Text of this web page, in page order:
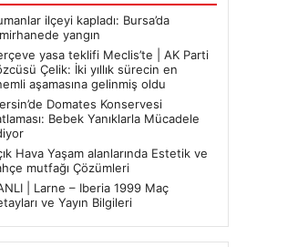
ilçeyi kapladı: Bursa’da
yangın
yasa teklifi Meclis’te | AK Parti
Çelik: İki yıllık sürecin en
aşamasına gelinmiş oldu
Domates Konservesi
Bebek Yanıklarla Mücadele
Hava Yaşam alanlarında Estetik ve
mutfağı Çözümleri
| Larne – Iberia 1999 Maç
ve Yayın Bilgileri